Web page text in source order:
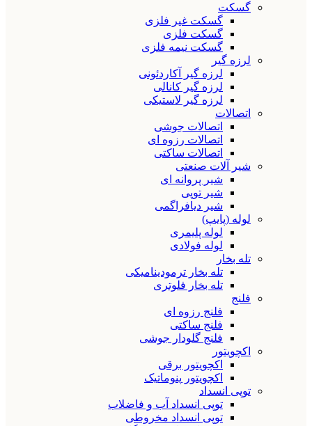
گسکت
گسکت غیر فلزی
گسکت فلزی
گسکت نیمه فلزی
لرزه گیر
لرزه گیر آکاردئونی
لرزه گیر کانالی
لرزه گیر لاستیکی
اتصالات
اتصالات جوشی
اتصالات رزوه ای
اتصالات ساکتی
شیر آلات صنعتی
شیر پروانه ای
شیر توپی
شیر دیافراگمی
لوله (پایپ)
لوله پلیمری
لوله فولادی
تله بخار
تله بخار ترمودینامیکی
تله بخار فلوتری
فلنج
فلنج رزوه ای
فلنج ساکتی
فلنج گلودار جوشی
اکچویتور
اکچویتور برقی
اکچویتور پنوماتیک
توپی انسداد
توپی انسداد آب و فاضلاب
توپی انسداد مخروطی